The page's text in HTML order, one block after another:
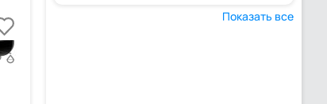
Показать все